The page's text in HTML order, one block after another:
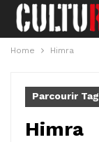
Home Himra
Parcourir Tag
Himra